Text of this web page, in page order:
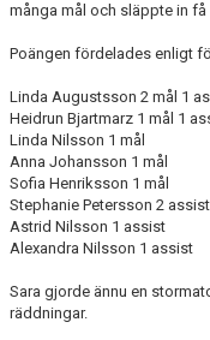
många mål och släppte in få
Poängen fördelades enligt
Linda Augustsson 2 mål 1
Heidrun Bjartmarz 1 mål 1
Linda Nilsson 1 mål
Anna Johansson 1 mål
Sofia Henriksson 1 mål
Stephanie Petersson 2 assist
Astrid Nilsson 1 assist
Alexandra Nilsson 1 assist
Sara gjorde ännu en
räddningar.